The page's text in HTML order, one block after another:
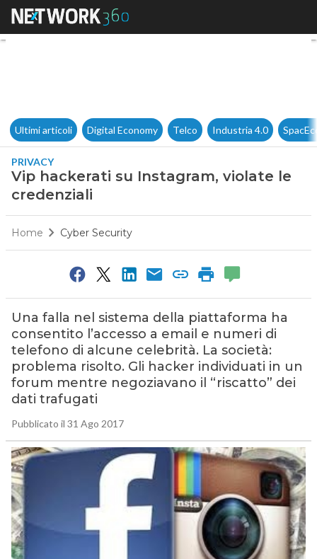
Vip hackerati su Instagram,
Ultimi articoli Digital Economy Telco Industria 4.0
PRIVACY
Vip hackerati su Instagram, violate le
credenziali
Home Cyber Security
Una falla nel sistema della piattaforma ha
consentito l’accesso a email e numeri di
telefono di alcune celebrità. La società:
problema risolto. Gli hacker individuati in un
forum mentre negoziavano il “riscatto” dei
dati trafugati
Pubblicato il 31 Ago 2017